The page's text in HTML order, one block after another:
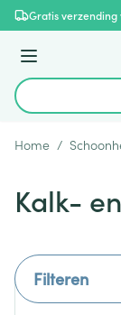
Ga naar de inhoud
Gratis verzending
Menu
Product, merk,
Home /
Kalk-
Filteren